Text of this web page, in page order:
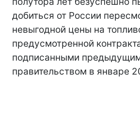
добиться от России
невыгодной цены на
предусмотренной
подписанными
правительством в январе